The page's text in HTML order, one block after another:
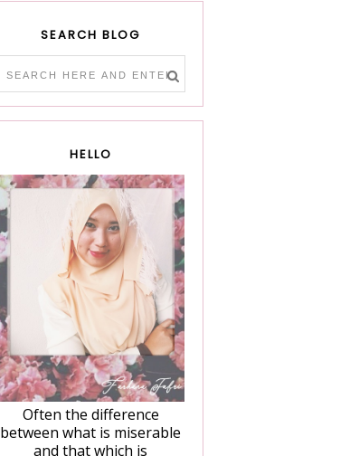
SEARCH BLOG
HELLO
Often the difference
between what is miserable
and that which is